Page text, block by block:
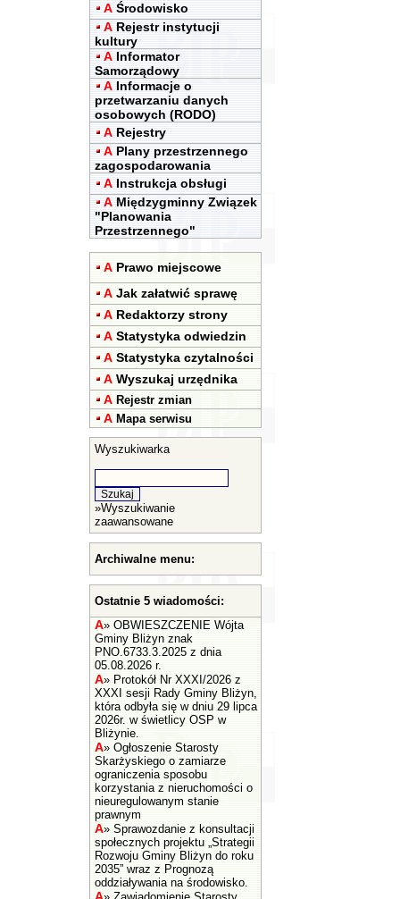
A Środowisko
A Rejestr instytucji
kultury
A Informator
Samorządowy
A Informacje o
przetwarzaniu danych
osobowych (RODO)
A Rejestry
A Plany przestrzennego
zagospodarowania
A Instrukcja obsługi
A Międzygminny Związek
"Planowania
Przestrzennego"
A Prawo miejscowe
A Jak załatwić sprawę
A Redaktorzy strony
A Statystyka odwiedzin
A Statystyka czytalności
A Wyszukaj urzędnika
A Rejestr zmian
A Mapa serwisu
Wyszukiwarka
»Wyszukiwanie
zaawansowane
Archiwalne menu:
Ostatnie 5 wiadomości:
A» OBWIESZCZENIE Wójta
Gminy Bliżyn znak
PNO.6733.3.2025 z dnia
05.08.2026 r.
A» Protokół Nr XXXI/2026 z
XXXI sesji Rady Gminy Bliżyn,
która odbyła się w dniu 29 lipca
2026r. w świetlicy OSP w
Bliżynie.
A» Ogłoszenie Starosty
Skarżyskiego o zamiarze
ograniczenia sposobu
korzystania z nieruchomości o
nieuregulowanym stanie
prawnym
A» Sprawozdanie z konsultacji
społecznych projektu „Strategii
Rozwoju Gminy Bliżyn do roku
2035” wraz z Prognozą
oddziaływania na środowisko.